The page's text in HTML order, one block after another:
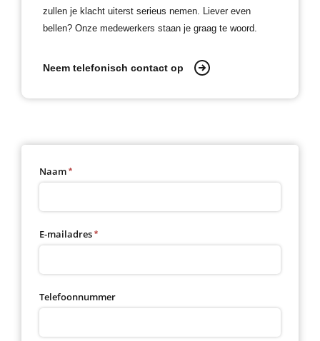
zullen je klacht uiterst serieus nemen. Liever even
bellen? Onze medewerkers staan je graag te woord.
Neem telefonisch contact op
Contactformulier
Naam *
E-mailadres *
Telefoonnummer